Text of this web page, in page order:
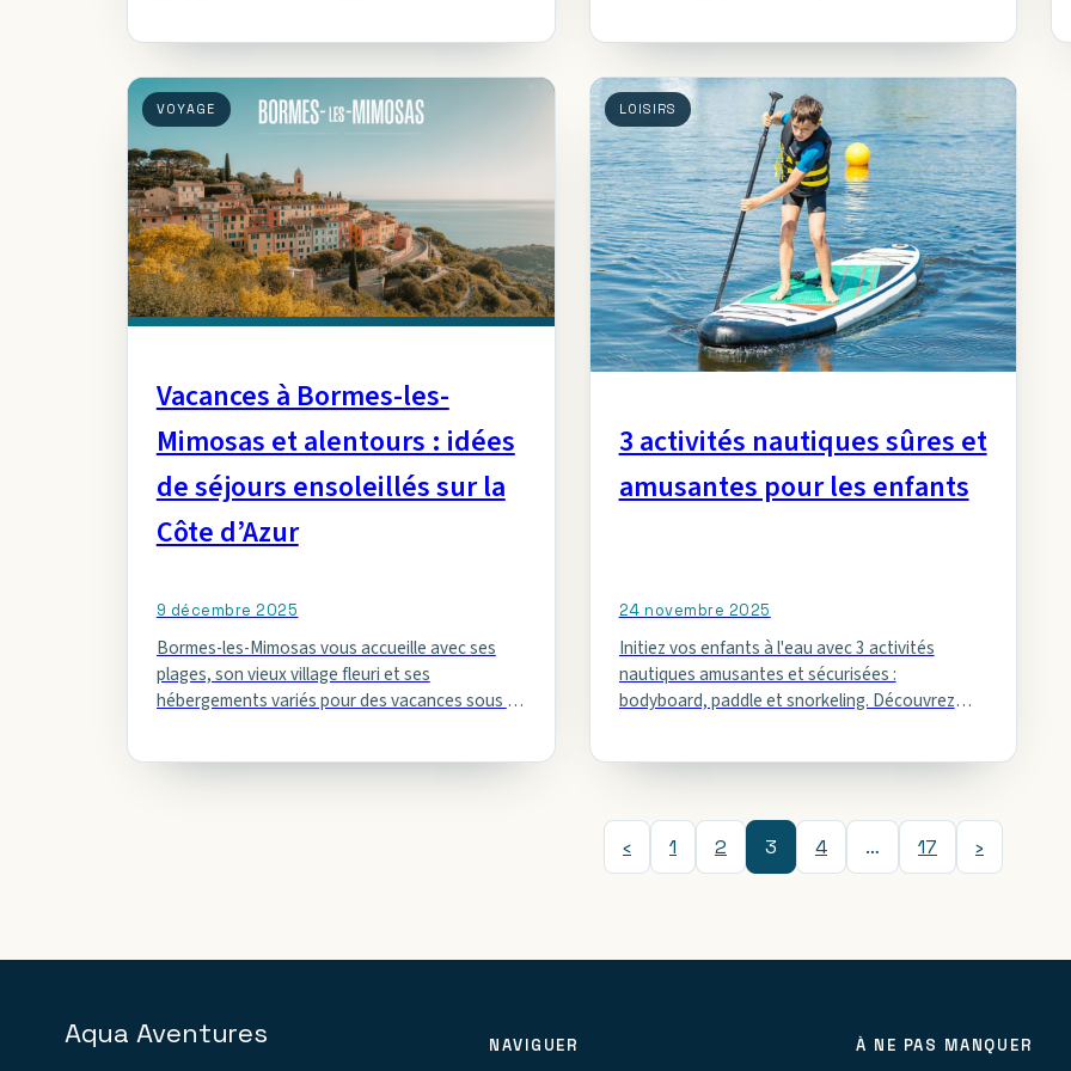
VOYAGE
Vacances à Bormes-les-
Mimosas et alentours : idées
de séjours ensoleillés sur la
Côte d’Azur
9 décembre 2025
Bormes-les-Mimosas vous accueille avec ses
plages, son vieux village fleuri et ses
hébergements variés pour des vacances sous le
LOISIRS
3 activités nautiques sûres et
amusantes pour les enfants
24 novembre 2025
Initiez vos enfants à l'eau avec 3 activités
nautiques amusantes et sécurisées :
bodyboard, paddle et snorkeling. Découvrez
‹ 1 2 3 4 … 17 ›
Aqua Aventures NAVIGUER À NE PAS MANQUER